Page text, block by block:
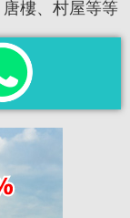
樓、村屋等等